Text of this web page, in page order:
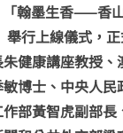
翰墨生香——香
舉行上線儀式，
健康講座教授
博士、中央人民
部黃智虎副部長